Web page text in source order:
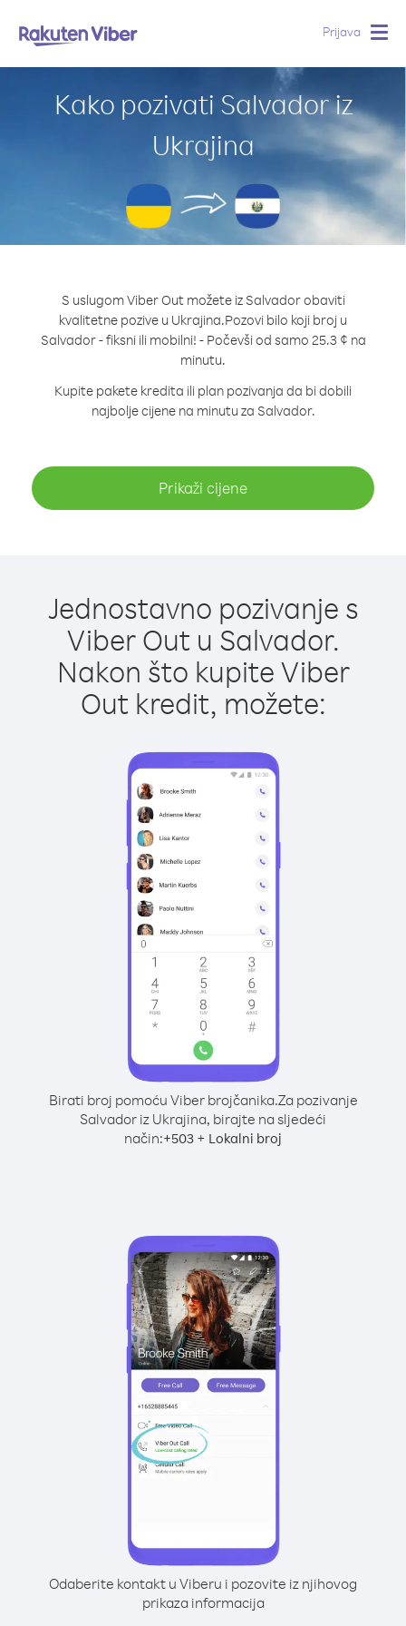
Prijava
Kako pozivati Salvador iz
Ukrajina
S uslugom Viber Out možete iz Salvador obaviti
kvalitetne pozive u Ukrajina.Pozovi bilo koji broj u
Salvador - fiksni ili mobilni! - Počevši od samo 25.3 ¢ na
minutu.
Kupite pakete kredita ili plan pozivanja da bi dobili
najbolje cijene na minutu za Salvador.
Prikaži cijene
Jednostavno pozivanje s
Viber Out u Salvador.
Nakon što kupite Viber
Out kredit, možete:
Birati broj pomoću Viber brojčanika.Za pozivanje
Salvador iz Ukrajina, birajte na sljedeći
način:+503 + Lokalni broj
Odaberite kontakt u Viberu i pozovite iz njihovog
prikaza informacija